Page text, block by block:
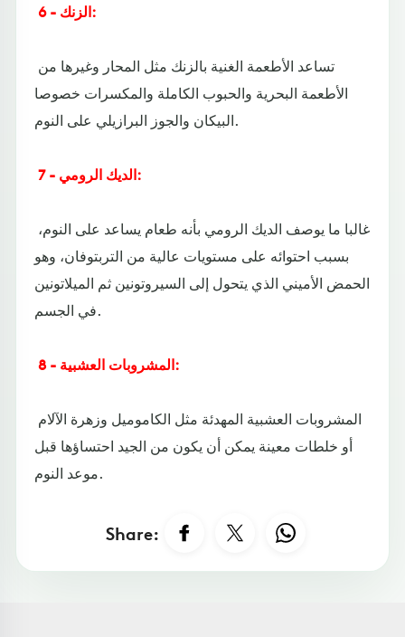
6 - الزنك:
الأطعمة البحرية والحبوب الكاملة والمكسرات خصوصا
البيكان والجوز البرازيلي على النوم.
7 - الديك الرومي:
بسبب احتوائه على مستويات عالية من التربتوفان، وهو
الحمض الأميني الذي يتحول إلى السيروتونين ثم الميلاتونين
في الجسم.
8 - المشروبات العشبية:
أو خلطات معينة يمكن أن يكون من الجيد احتساؤها قبل
موعد النوم.
Share: